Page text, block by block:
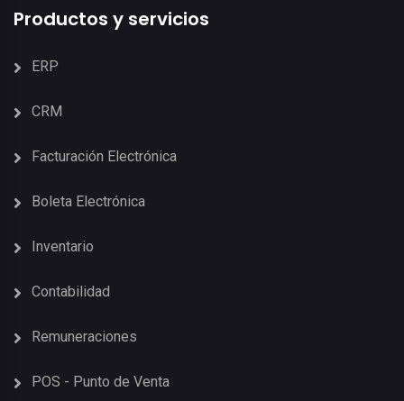
Productos y servicios
ERP
CRM
Facturación Electrónica
Boleta Electrónica
Inventario
Contabilidad
Remuneraciones
POS - Punto de Venta